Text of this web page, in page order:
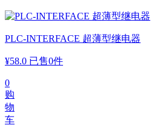
PLC-INTERFACE 超薄型继电器
¥58.0 已售0件
0
购
物
车